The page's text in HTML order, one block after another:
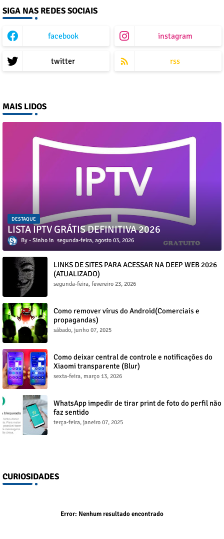
SIGA NAS REDES SOCIAIS
facebook instagram
twitter rss
MAIS LIDOS
DESTAQUE
LISTA IPTV GRÁTIS DEFINITIVA 2026
Sinho segunda-feira, agosto 03, 2026
LINKS DE SITES PARA ACESSAR NA DEEP WEB 2026
(ATUALIZADO)
segunda-feira, fevereiro 23, 2026
Como remover vírus do Android(Comerciais e
propagandas)
sábado, junho 07, 2025
Como deixar central de controle e notificações do
Xiaomi transparente (Blur)
sexta-feira, março 13, 2026
WhatsApp impedir de tirar print de foto do perfil não
faz sentido
terça-feira, janeiro 07, 2025
CURIOSIDADES
Error: Nenhum resultado encontrado